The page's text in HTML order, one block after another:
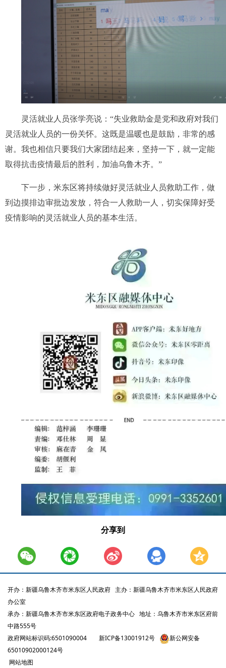
灵活就业人员张学亮说：“失业救助金是党和政府对我们
灵活就业人员的一份关怀。这既是温暖也是鼓励，非常的感
谢。我也相信只要我们大家团结起来，坚持一下，就一定能
取得抗击疫情最后的胜利，加油乌鲁木齐。”
下一步，米东区将持续做好灵活就业人员救助工作，做
到边摸排边审批边发放，符合一人救助一人，切实保障好受
疫情影响的灵活就业人员的基本生活。
分享到
开办：新疆乌鲁木齐市米东区人民政府 主办：新疆乌鲁木齐市米东区人民政府
办公室
承办：新疆乌鲁木齐市米东区政府电子政务中心 地址：乌鲁木齐市米东区府前
中路555号
政府网站标识码:6501090004
新ICP备13001912号
新公网安备
65010902000124号
网站地图